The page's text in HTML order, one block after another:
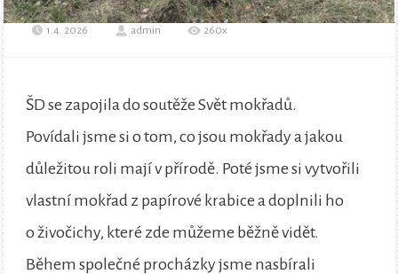
1.4. 2026 admin 260x
ŠD se zapojila do soutěže Svět mokřadů.
Povídali jsme si o tom, co jsou mokřady a jakou
důležitou roli mají v přírodě. Poté jsme si vytvořili
vlastní mokřad z papírové krabice a doplnili ho
o živočichy, které zde můžeme běžně vidět.
Během společné procházky jsme nasbírali